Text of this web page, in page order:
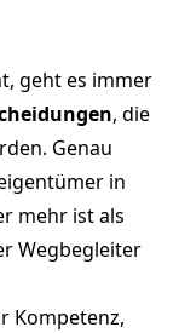
geht es immer
, die
Genau
in
mehr ist als
Wegbegleiter
Kompetenz,